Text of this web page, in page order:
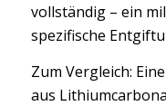
vollständig – ein
spezifische
Zum Vergleich:
aus